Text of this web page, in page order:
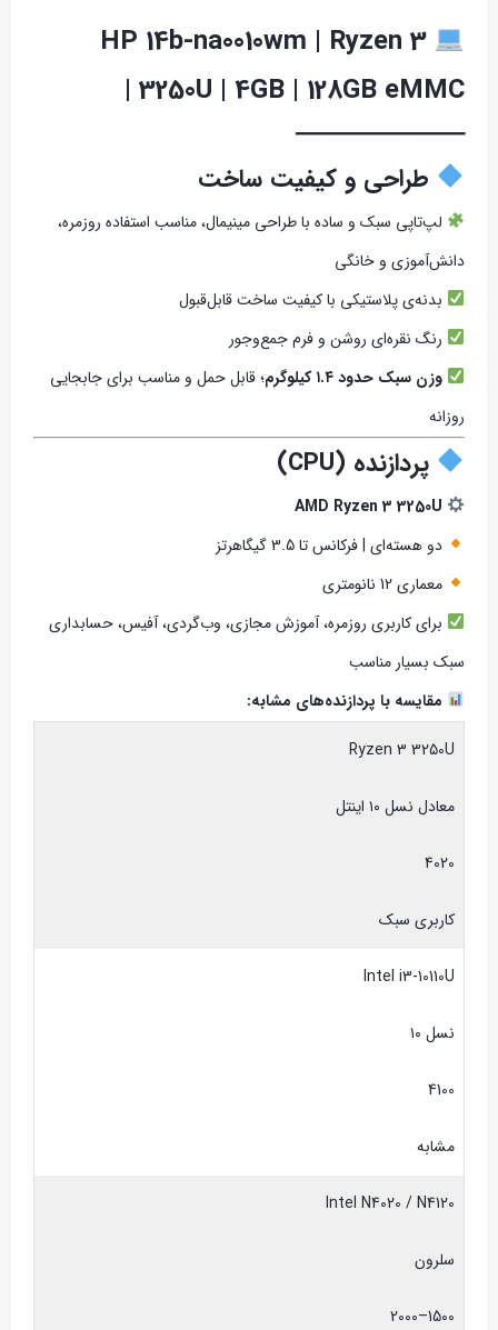
HP 14b-na0010wm | Ryzen 3
3250U | 4GB | 128GB eMMC |
━━━━━━━━━━━━━━━━━━━
طراحی و کیفیت ساخت
لپ‌تاپی سبک و ساده با طراحی مینیمال، مناسب استفاده روزمره،
دانش‌آموزی و خانگی
بدنه‌ی پلاستیکی با کیفیت ساخت قابل‌قبول
رنگ نقره‌ای روشن و فرم جمع‌وجور
وزن سبک حدود ۱.۴ کیلوگرم
؛ قابل حمل و مناسب برای جابجایی
روزانه
پردازنده (CPU)
AMD Ryzen 3 3250U
دو هسته‌ای | فرکانس تا 3.5 گیگاهرتز
معماری 12 نانومتری
برای کاربری روزمره، آموزش مجازی، وب‌گردی، آفیس، حسابداری
سبک بسیار مناسب
مقایسه با پردازنده‌های مشابه:
Ryzen 3 3250U
معادل نسل ۱۰ اینتل
4020
کاربری سبک
Intel i3-10110U
نسل ۱۰
4100
مشابه
Intel N4020 / N4120
سلرون
1500–2000